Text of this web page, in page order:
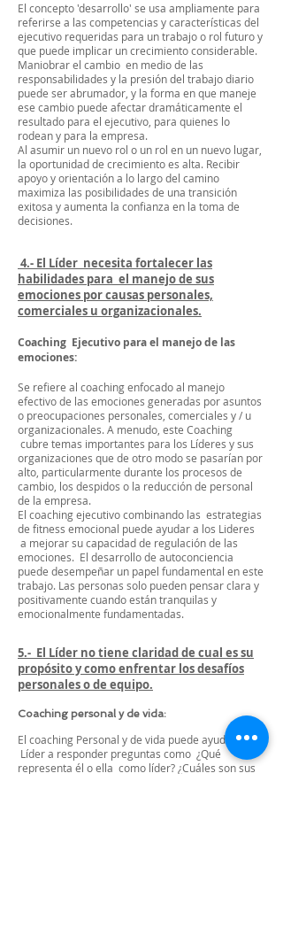
El concepto 'desarrollo' se usa ampliamente para
referirse a las competencias y características del
ejecutivo requeridas para un trabajo o rol futuro y
que puede implicar un crecimiento considerable.
Maniobrar el cambio en medio de las
responsabilidades y la presión del trabajo diario
puede ser abrumador, y la forma en que maneje
ese cambio puede afectar dramáticamente el
resultado para el ejecutivo, para quienes lo
rodean y para la empresa.
Al asumir un nuevo rol o un rol en un nuevo lugar,
la oportunidad de crecimiento es alta. Recibir
apoyo y orientación a lo largo del camino
maximiza las posibilidades de una transición
exitosa y aumenta la confianza en la toma de
decisiones.
5.- El Líder no tiene claridad de cual es su
propósito y como enfrentar los desafíos
personales o de equipo.
Coaching personal y de vida:
El coaching Personal y de vida puede ayudar al
Líder a responder preguntas como ¿Qué
representa él o ella como líder? ¿Cuáles son sus
4.- El Líder necesita fortalecer las
habilidades para el manejo de sus
emociones por causas personales,
comerciales u organizacionales.
Coaching Ejecutivo para el manejo de las
emociones:
Se refiere al coaching enfocado al manejo
efectivo de las emociones generadas por asuntos
o preocupaciones personales, comerciales y / u
organizacionales. A menudo, este Coaching
cubre temas importantes para los Líderes y sus
organizaciones que de otro modo se pasarían por
alto, particularmente durante los procesos de
cambio, los despidos o la reducción de personal
de la empresa.
El coaching ejecutivo combinando las estrategias
de fitness emocional puede ayudar a los Lideres
a mejorar su capacidad de regulación de las
emociones. El desarrollo de autoconciencia
puede desempeñar un papel fundamental en este
trabajo. Las personas solo pueden pensar clara y
positivamente cuando están tranquilas y
emocionalmente fundamentadas.